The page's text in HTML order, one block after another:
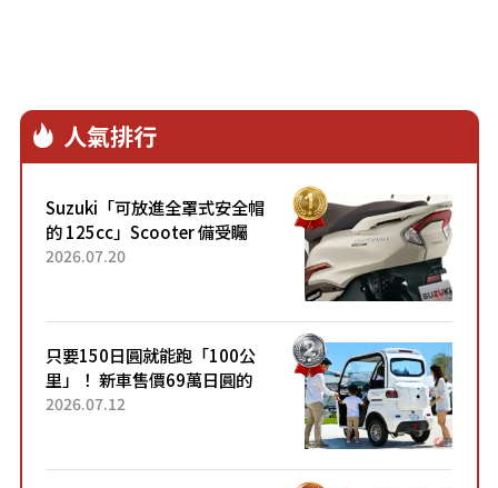
人氣排行
Suzuki「可放進全罩式安全帽
的 125cc」Scooter 備受矚
目！採用全新流線設計與各項
2026.07.20
只要150日圓就能跑「100公
里」！ 新車售價69萬日圓的
「3人座」Trike大受歡迎！ 順
2026.07.12